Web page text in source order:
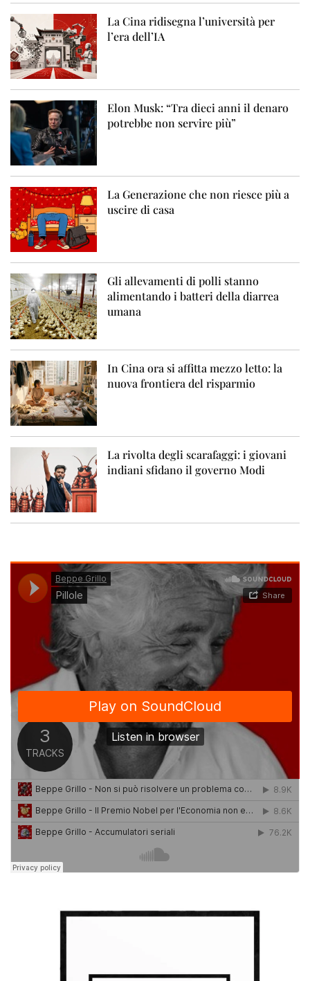
La Cina ridisegna l’università per
l’era dell’IA
Elon Musk: “Tra dieci anni il denaro
potrebbe non servire più”
La Generazione che non riesce più a
uscire di casa
Gli allevamenti di polli stanno
alimentando i batteri della diarrea
umana
In Cina ora si affitta mezzo letto: la
nuova frontiera del risparmio
La rivolta degli scarafaggi: i giovani
indiani sfidano il governo Modi